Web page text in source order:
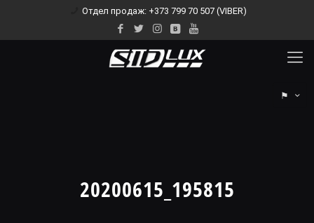
Отдел продаж: +373 799 70 507 (VIBER)
⚑
20200615_195815